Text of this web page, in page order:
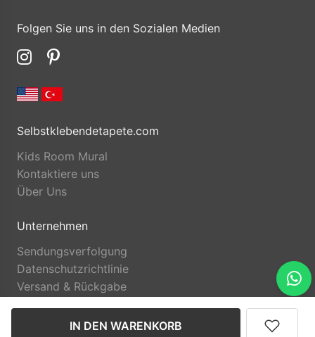
IN DEN WARENKORB
Folgen Sie uns in den Sozialen Medien
Selbstklebendetapete.com
Kids Room Mural
Kontaktiere uns
Über Uns
Unternehmen
Sendungsverfolgung
Datenschutzrichtlinie
Versand & Rückgabe